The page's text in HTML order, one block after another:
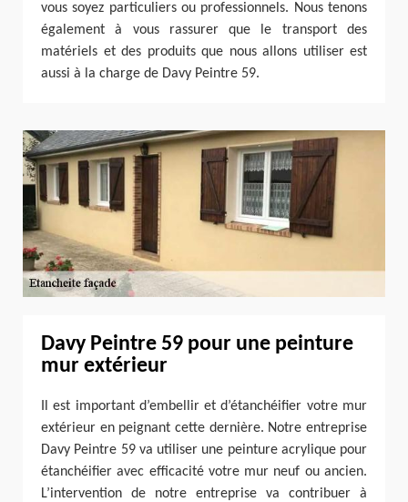
vous soyez particuliers ou professionnels. Nous tenons
également à vous rassurer que le transport des
matériels et des produits que nous allons utiliser est
aussi à la charge de Davy Peintre 59.
Davy Peintre 59 pour une peinture
mur extérieur
Il est important d’embellir et d’étanchéifier votre mur
extérieur en peignant cette dernière. Notre entreprise
Davy Peintre 59 va utiliser une peinture acrylique pour
étanchéifier avec efficacité votre mur neuf ou ancien.
L’intervention de notre entreprise va contribuer à